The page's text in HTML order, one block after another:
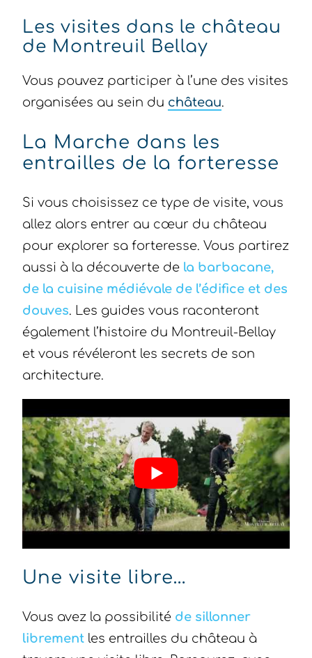
Les visites dans le château
de Montreuil Bellay
Vous pouvez participer à l’une des visites
organisées au sein du château.
La Marche dans les
entrailles de la forteresse
Si vous choisissez ce type de visite, vous
allez alors entrer au cœur du château
pour explorer sa forteresse. Vous partirez
aussi à la découverte de la barbacane,
de la cuisine médiévale de l’édifice et des
douves. Les guides vous raconteront
également l’histoire du Montreuil-Bellay
et vous révéleront les secrets de son
architecture.
Une visite libre…
Vous avez la possibilité de sillonner
librement les entrailles du château à